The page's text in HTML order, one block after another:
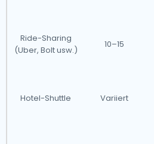
Ride-Sharing
(Uber, Bolt usw.)
10–15
Hotel-Shuttle Variiert